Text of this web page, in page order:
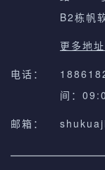
B2栋帆
更多地址
电话：
间：
邮箱：